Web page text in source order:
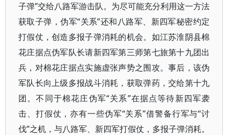
子弹”交给八路军游击队。为尽可能充分利用这一方法
获取子弹，伪军“关系”还和八路军、新四军秘密约定
打假仗，创造多报子弹消耗的机会。如江苏淮阴县棉
花庄据点伪军队长请新四军第三师第七旅第十九团出
兵，对棉花庄据点实施虚张声势之围攻。事后，该伪
军队长向上级多报战斗消耗，获取弹药，交给第十九
团。不同于棉花庄伪军“关系”在据点等待新四军袭
击、打假仗，亦有一些伪军“关系”借警备行军与“讨
伐”之机，与八路军、新四军打假仗，多报子弹消耗。